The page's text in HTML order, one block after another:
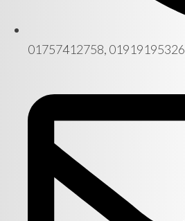
01757412758, 01919195326